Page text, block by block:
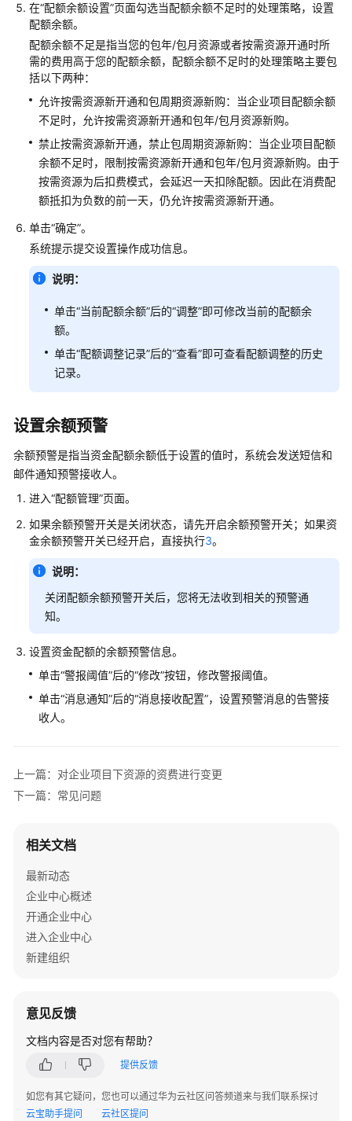
的
云
服
务
约
束
与
限
制
权
限
说
全
快
速
项
目
管
实
践
案
例
业
项
管
理
项
目
管
企
业
目
人
理
于
额
在“配额余额设置”页面勾选当配额余额不足时的处理策略，设置
配额余额。
配额余额不足是指当您的包年/包月资源或者按需资源开通时所
需的费用高于您的配额余额，配额余额不足时的处理策略主要包
括以下两种：
允许按需资源新开通和包周期资源新购：当企业项目配额余额
不足时，允许按需资源新开通和包年/包月资源新购。
禁止按需资源新开通，禁止包周期资源新购：当企业项目配额
余额不足时，限制按需资源新开通和包年/包月资源新购。由于
按需资源为后扣费模式，会延迟一天扣除配额。因此在消费配
额抵扣为负数的前一天，仍允许按需资源新开通。
单击“确定”。
系统提示提交设置操作成功信息。
说明：
单击“当前配额余额”后的“调整”即可修改当前的配额余
额。
单击“配额调整记录”后的“查看”即可查看配额调整的历史
记录。
设置余额预警
余额预警是指当资金配额余额低于设置的值时，系统会发送短信和
邮件通知预警接收人。
进入“配额管理”页面。
如果余额预警开关是关闭状态，请先开启余额预警开关；如果资
金余额预警开关已经开启，直接执行3。
说明：
关闭配额余额预警开关后，您将无法收到相关的预警通
知。
设置资金配额的余额预警信息。
单击“警报阈值”后的“修改”按钮，修改警报阈值。
单击“消息通知”后的“消息接收配置”，设置预警消息的告警接
收人。
上一篇：对企业项目下资源的资费进行变更
下一篇：常见问题
相关文档
最新动态
企业中心概述
开通企业中心
进入企业中心
新建组织
意见反馈
文档内容是否对您有帮助？
提供反馈
如您有其它疑问，您也可以通过华为云社区问答频道来与我们联系探讨
云宝助手提问
云社区提问